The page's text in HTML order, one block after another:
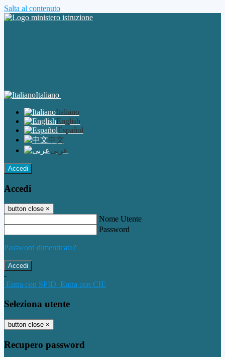
Salta al contenuto
Italiano
Italiano
English
Español
中文
عربى
Accedi
Accedi
button close ×
Nome Utente
Password
Password dimenticata?
-
Entra con SPID Entra con CIE
Seleziona utente
button close ×
Recupero password